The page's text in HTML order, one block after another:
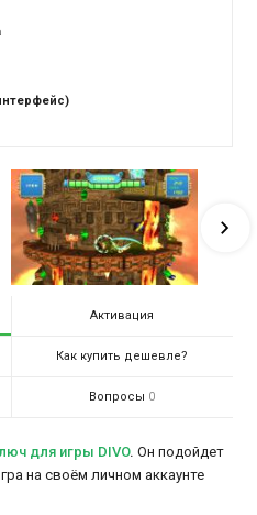
Активация
Как купить дешевле?
Вопросы 0
для игры DIVO. Он подойдет
на своём личном аккаунте